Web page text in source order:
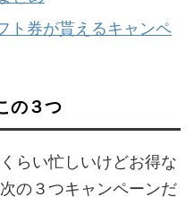
ト券が貰えるキャンペ
の３つ
らい忙しいけどお得な
の３つキャンペーンだ